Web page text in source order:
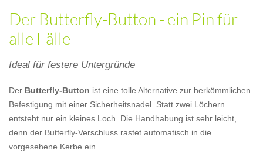
Der Butterfly-Button - ein Pin für
alle Fälle
Ideal für festere Untergründe
Der Butterfly-Button ist eine tolle Alternative zur herkömmlichen
Befestigung mit einer Sicherheitsnadel. Statt zwei Löchern
entsteht nur ein kleines Loch. Die Handhabung ist sehr leicht,
denn der Butterfly-Verschluss rastet automatisch in die
vorgesehene Kerbe ein.